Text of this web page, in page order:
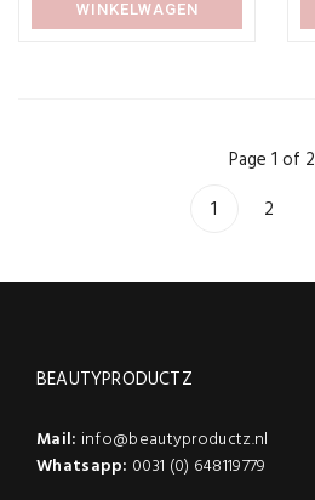
WINKELWAGEN
Page 1 of 2
1
2
BEAUTYPRODUCTZ
Mail: info@beautyproductz.nl
Whatsapp: 0031 (0) 648119779